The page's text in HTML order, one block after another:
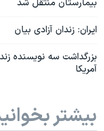
بیمارستان منتقل شد
ایران: زندان آزادی بیان
بزرگداشت سه نویسنده
آمریکا
بیشتر